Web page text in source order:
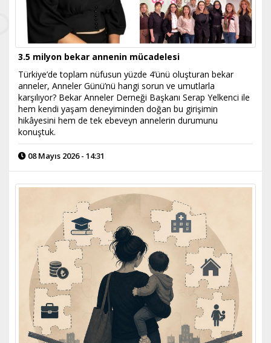
3.5 milyon bekar annenin mücadelesi
Türkiye’de toplam nüfusun yüzde 4’ünü oluşturan bekar
anneler, Anneler Günü’nü hangi sorun ve umutlarla
karşılıyor? Bekar Anneler Derneği Başkanı Serap Yelkenci ile
hem kendi yaşam deneyiminden doğan bu girişimin
hikâyesini hem de tek ebeveyn annelerin durumunu
konuştuk.
08 Mayıs 2026 - 14:31